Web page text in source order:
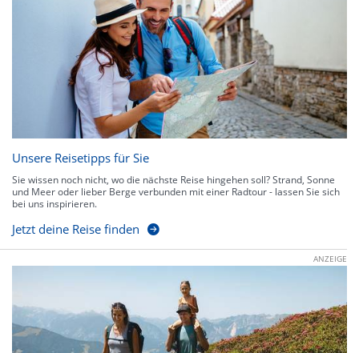
Unsere Reisetipps für Sie
Sie wissen noch nicht, wo die nächste Reise hingehen soll? Strand, Sonne
und Meer oder lieber Berge verbunden mit einer Radtour - lassen Sie sich
bei uns inspirieren.
Jetzt deine Reise finden
ANZEIGE